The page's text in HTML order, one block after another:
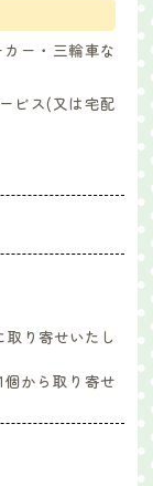
ー・三輪車な
ビス(又は宅配
り寄せいたし
から取り寄せ